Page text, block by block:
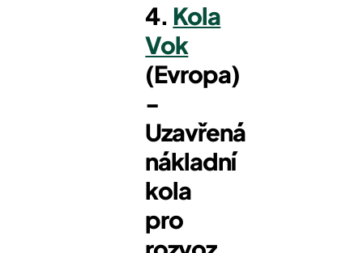
4. Kola
Vok
(Evropa)
-
Uzavřená
nákladní
kola
pro